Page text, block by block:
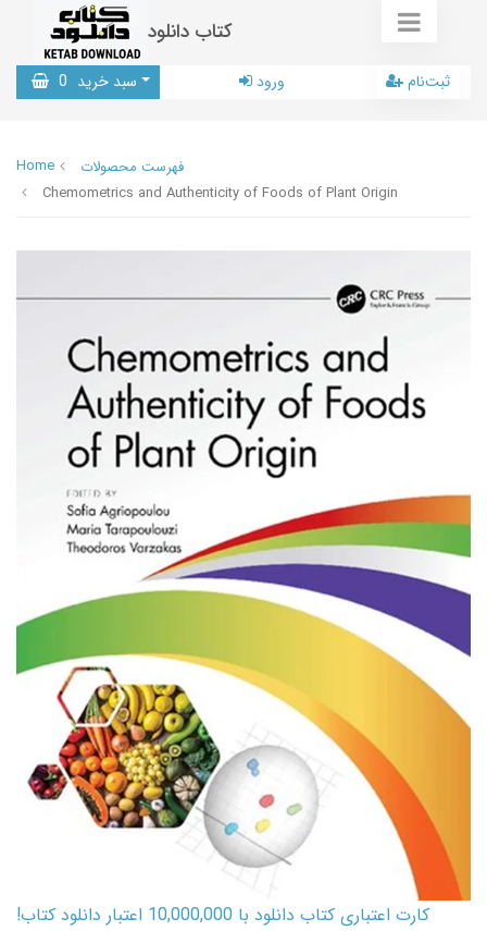
کتاب دانلود
سبد خرید 0 ورود ثبت‌نام
Home
فهرست محصولات
Chemometrics and Authenticity of Foods of Plant Origin
کارت اعتباری کتاب دانلود با 10,000,000 اعتبار دانلود کتاب!